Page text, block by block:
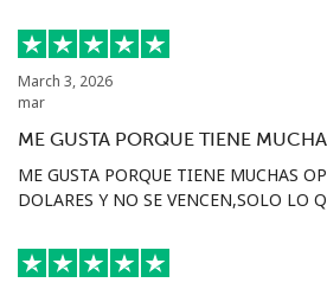
March 3, 2026
mar
ME GUSTA PORQUE TIENE
ME GUSTA PORQUE TIENE MUCHAS
DOLARES Y NO SE VENCEN,SOLO LO